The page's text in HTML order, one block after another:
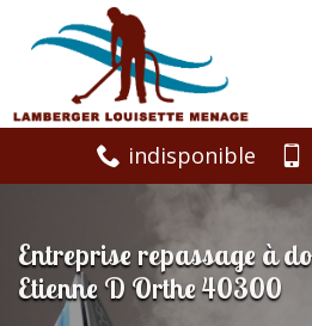
indisponible
Entreprise repassage à
Etienne D Orthe 40300